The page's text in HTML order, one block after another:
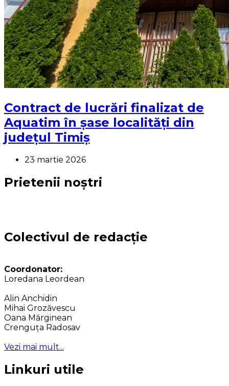
Contract de lucrări finalizat de
Aquatim în șase localități din
județul Timiș
23 martie 2026
Prietenii noștri
Colectivul de redacție
Coordonator:
Loredana Leordean
Alin Anchidin
Mihai Grozăvescu
Oana Mărginean
Crenguța Radosav
Vezi mai mult...
Linkuri utile